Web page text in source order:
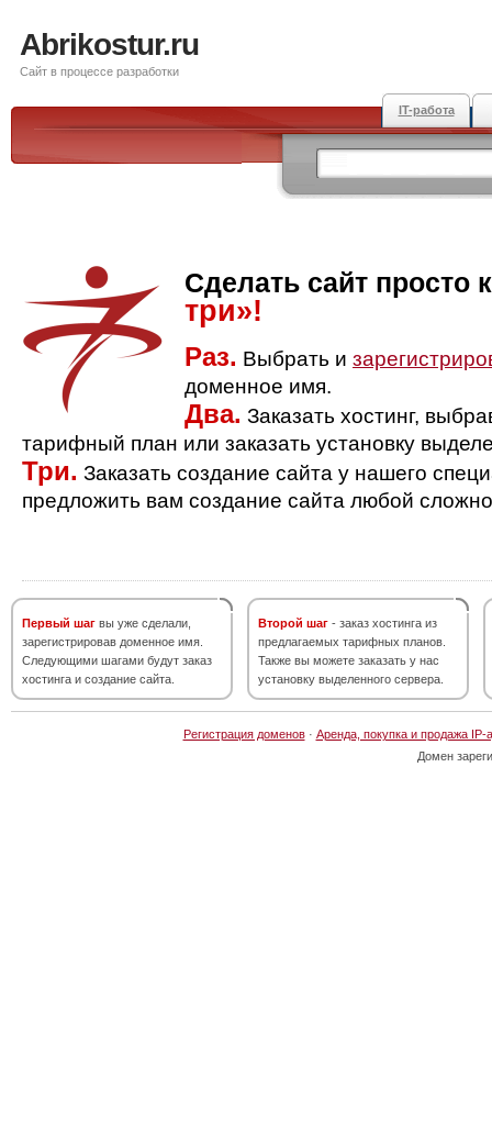
Abrikostur.ru
Сайт в процессе разработки
IT-работа
Сделать сайт просто
три»!
Раз. Выбрать и
доменное имя.
Два. Заказать хостинг,
тарифный план или заказать установку
Три. Заказать создание сайта у нашего
предложить вам создание сайта любой
Первый шаг вы уже сделали,
зарегистрировав доменное имя.
Следующими шагами будут заказ
хостинга и создание сайта.
Второй шаг - заказ хостинга из
предлагаемых тарифных планов.
Также вы можете заказать у нас
установку выделенного сервера.
Регистрация доменов· Аренда, покупка и продажа IP-
Домен